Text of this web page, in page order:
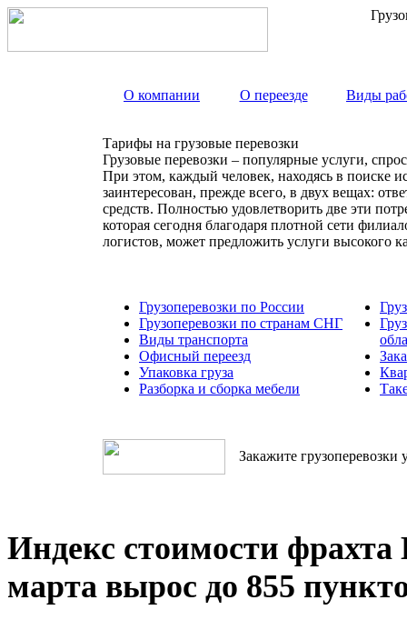
О компании О переезде Виды
Тарифы на грузовые перевозки
Грузовые перевозки – популярные услуги,
При этом, каждый человек, находясь в поиске
заинтересован, прежде всего, в двух вещах:
средств. Полностью удовлетворить две эти
которая сегодня благодаря плотной сети
логистов, может предложить услуги высокого
Грузоперевозки по России
Грузоперевозки по странам СНГ
Виды транспорта
Офисный переезд
Упаковка груза
Разборка и сборка мебели
Закажите грузоперевозки
Индекс стоимости
марта вырос до 855